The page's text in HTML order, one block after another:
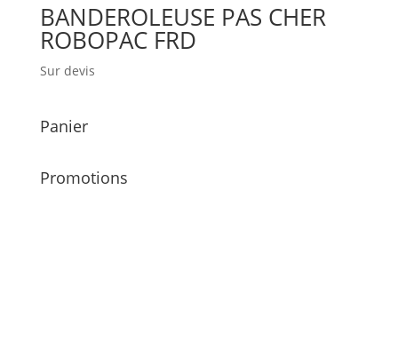
BANDEROLEUSE PAS CHER
ROBOPAC FRD
Sur devis
Panier
Promotions